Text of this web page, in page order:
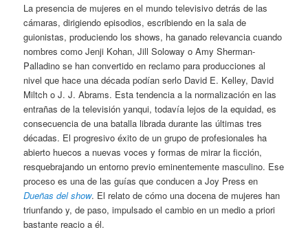
La presencia de mujeres en el mundo televisivo detrás de las
cámaras, dirigiendo episodios, escribiendo en la sala de
guionistas, produciendo los shows, ha ganado relevancia cuando
nombres como Jenji Kohan, Jill Soloway o Amy Sherman-
Palladino se han convertido en reclamo para producciones al
nivel que hace una década podían serlo David E. Kelley, David
Miltch o J. J. Abrams. Esta tendencia a la normalización en las
entrañas de la televisión yanqui, todavía lejos de la equidad, es
consecuencia de una batalla librada durante las últimas tres
décadas. El progresivo éxito de un grupo de profesionales ha
abierto huecos a nuevas voces y formas de mirar la ficción,
resquebrajando un entorno previo eminentemente masculino. Ese
proceso es una de las guías que conducen a Joy Press en
Dueñas del show. El relato de cómo una docena de mujeres han
triunfando y, de paso, impulsado el cambio en un medio a priori
bastante reacio a él.